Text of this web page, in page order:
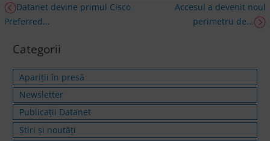
Datanet devine primul Cisco
Preferred...
Accesul a devenit noul
perimetru de...
Categorii
Apariții în presă
Newsletter
Publicații Datanet
Știri și noutăți